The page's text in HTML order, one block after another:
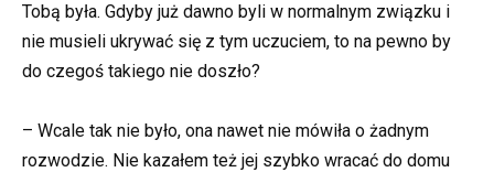
Tobą była. Gdyby już dawno byli w normalnym związku i
nie musieli ukrywać się z tym uczuciem, to na pewno by
do czegoś takiego nie doszło?
– Wcale tak nie było, ona nawet nie mówiła o żadnym
rozwodzie. Nie kazałem też jej szybko wracać do domu